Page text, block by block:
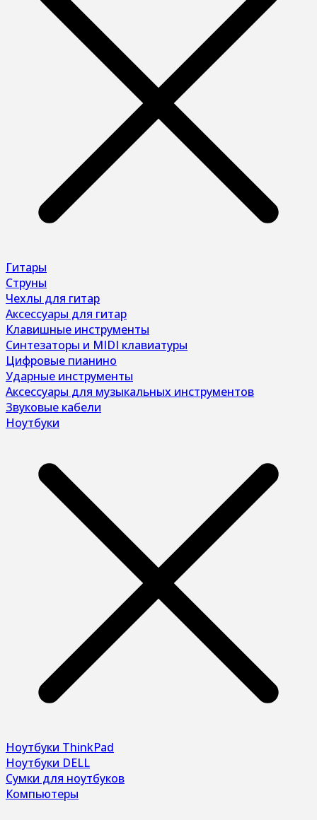
Гитары
Струны
Чехлы для гитар
Аксессуары для гитар
Клавишные инструменты
Синтезаторы и MIDI клавиатуры
Цифровые пианино
Ударные инструменты
Аксессуары для музыкальных инструментов
Звуковые кабели
Ноутбуки
Ноутбуки ThinkPad
Ноутбуки DELL
Сумки для ноутбуков
Компьютеры